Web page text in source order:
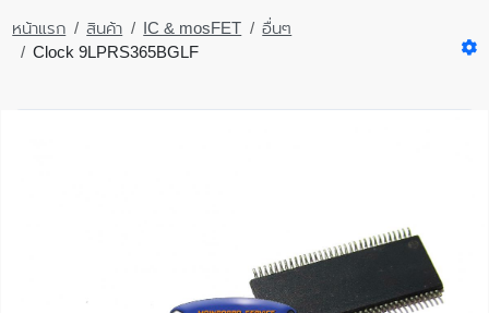
หน้าแรก สินค้า IC & mosFET
อื่นๆ
Clock 9LPRS365BGLF